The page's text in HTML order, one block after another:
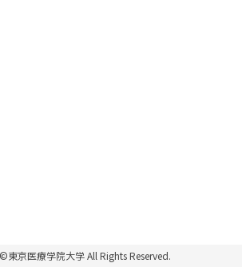
京医療学院大学 All Rights Reserved.